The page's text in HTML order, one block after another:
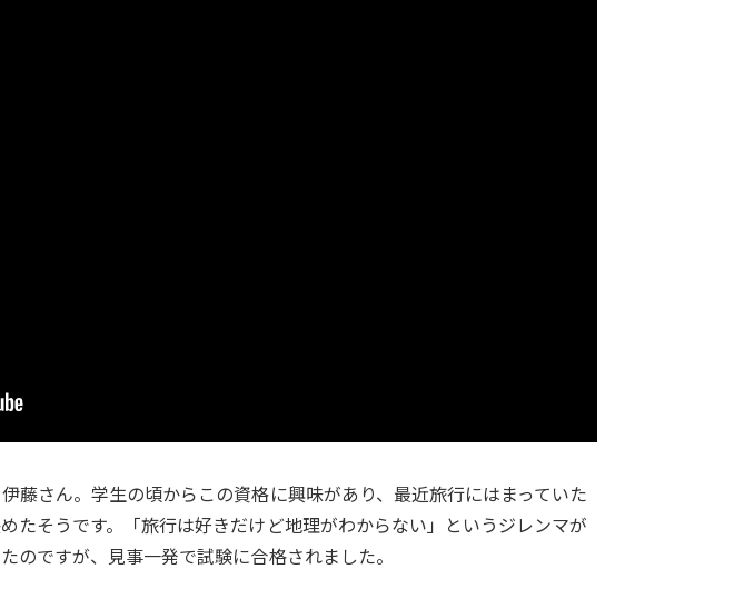
藤さん。学生の頃からこの資格に興味があり、最近旅行にはまっていた
たそうです。「旅行は好きだけど地理がわからない」というジレンマが
のですが、見事一発で試験に合格されました。